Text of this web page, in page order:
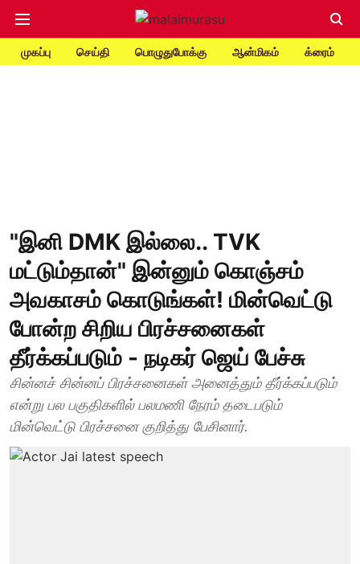
முகப்பு செய்தி பொழுதுபோக்கு ஆன்மிகம் க்ரைம்
"இனி DMK இல்லை.. TVK
மட்டும்தான்" இன்னும் கொஞ்சம்
அவகாசம் கொடுங்கள்! மின்வெட்டு
போன்ற சிறிய பிரச்சனைகள்
தீர்க்கப்படும் - நடிகர் ஜெய் பேச்சு
சின்னச் சின்னப் பிரச்சனைகள் அனைத்தும் தீர்க்கப்படும்
என்று பல பகுதிகளில் பலமணி நேரம் தடைபடும்
மின்வெட்டு பிரச்சனை குறித்து பேசினார்.